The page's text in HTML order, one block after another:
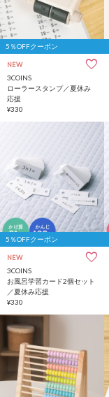
5％OFFクーポン
NEW
3COINS
ローラースタンプ／夏休み
応援
¥330
5％OFFクーポン
NEW
3COINS
お風呂学習カード2個セット
／夏休み応援
¥330